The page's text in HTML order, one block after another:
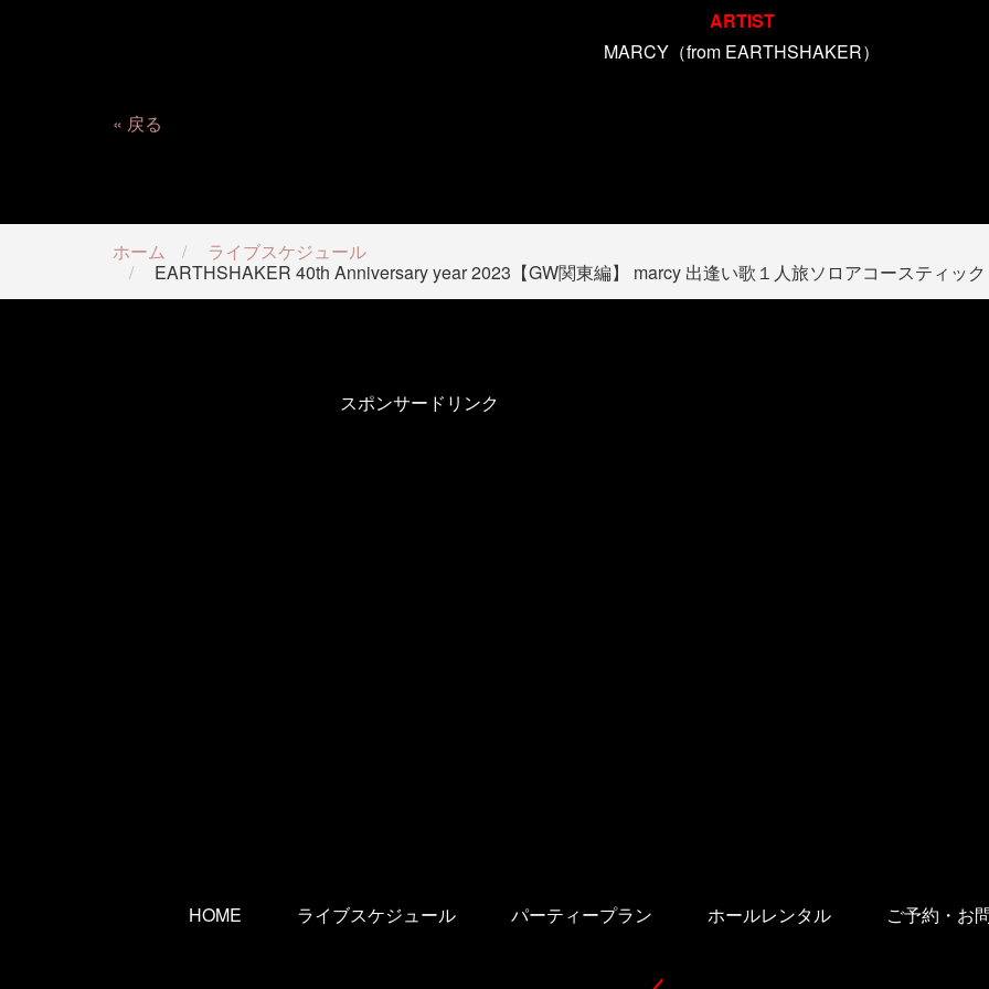
ARTIST
MARCY（from EARTHSHAKER）
戻る
ホーム
ライブスケジュール
EARTHSHAKER 40th Anniversary year 2023【GW関東編】 marcy 出逢い歌１人旅ソロアコースティッ
スポンサードリンク
HOME ライブスケジュール パーティープラン ホールレンタル ご予約・お